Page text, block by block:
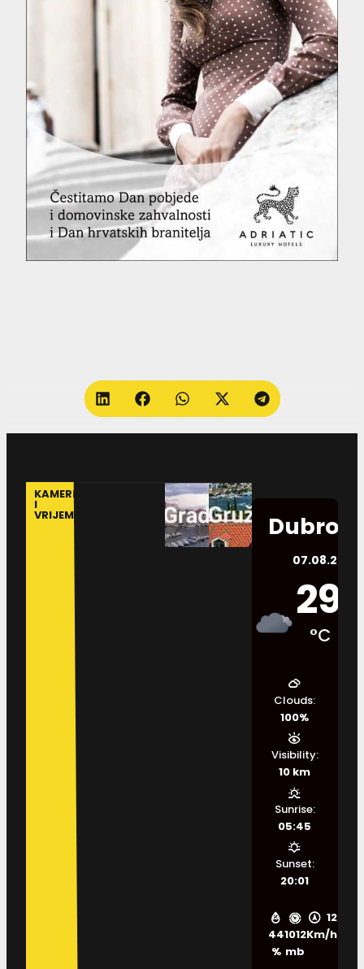
KAMERE
I
VRIJEME
07.08.2026.
29
°C
44
%
1012
mb
12
Km/h
Clouds:
100%
Visibility:
10 km
Sunrise:
05:45
Sunset:
20:01